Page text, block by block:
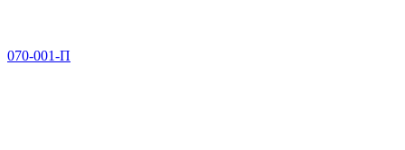
070-001-П